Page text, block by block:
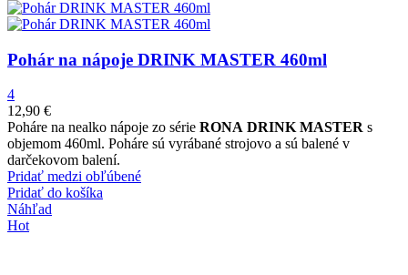
Pohár na nápoje DRINK MASTER 460ml
4
12,90 €
Poháre na nealko nápoje zo série RONA DRINK MASTER s
objemom 460ml. Poháre sú vyrábané strojovo a sú balené v
darčekovom balení.
Pridať medzi obľúbené
Pridať do košíka
Náhľad
Hot